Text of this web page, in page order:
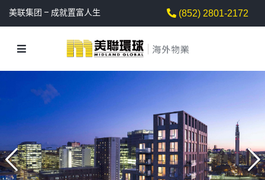
美联集团 – 成就置富人生 (852) 2801-2172